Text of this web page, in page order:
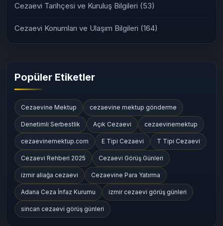
Cezaevi Tarihçesi ve Kuruluş Bilgileri (53)
Cezaevi Konumları ve Ulaşım Bilgileri (164)
Popüler Etiketler
Cezaevine Mektup cezaevine mektup gönderme
Denetimli Serbestlik Açık Cezaevi cezaevinemektup
cezaevinemektup.com E Tipi Cezaevi T Tipi Cezaevi
Cezaevi Rehberi 2025 Cezaevi Görüş Günleri
izmir aliağa cezaevi Cezaevine Para Yatırma
Adana Ceza İnfaz Kurumu izmir cezaevi görüş günleri
sincan cezaevi görüş günleri